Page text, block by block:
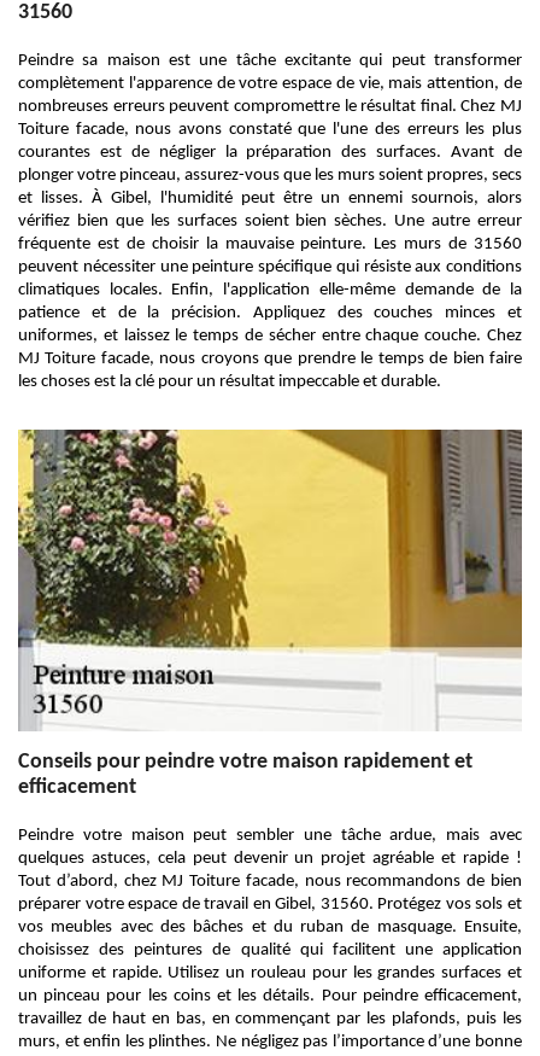
31560
Peindre sa maison est une tâche excitante qui peut transformer
complètement l'apparence de votre espace de vie, mais attention, de
nombreuses erreurs peuvent compromettre le résultat final. Chez MJ
Toiture facade, nous avons constaté que l'une des erreurs les plus
courantes est de négliger la préparation des surfaces. Avant de
plonger votre pinceau, assurez-vous que les murs soient propres, secs
et lisses. À Gibel, l'humidité peut être un ennemi sournois, alors
vérifiez bien que les surfaces soient bien sèches. Une autre erreur
fréquente est de choisir la mauvaise peinture. Les murs de 31560
peuvent nécessiter une peinture spécifique qui résiste aux conditions
climatiques locales. Enfin, l'application elle-même demande de la
patience et de la précision. Appliquez des couches minces et
uniformes, et laissez le temps de sécher entre chaque couche. Chez
MJ Toiture facade, nous croyons que prendre le temps de bien faire
les choses est la clé pour un résultat impeccable et durable.
Conseils pour peindre votre maison rapidement et
efficacement
Peindre votre maison peut sembler une tâche ardue, mais avec
quelques astuces, cela peut devenir un projet agréable et rapide !
Tout d’abord, chez MJ Toiture facade, nous recommandons de bien
préparer votre espace de travail en Gibel, 31560. Protégez vos sols et
vos meubles avec des bâches et du ruban de masquage. Ensuite,
choisissez des peintures de qualité qui facilitent une application
uniforme et rapide. Utilisez un rouleau pour les grandes surfaces et
un pinceau pour les coins et les détails. Pour peindre efficacement,
travaillez de haut en bas, en commençant par les plafonds, puis les
murs, et enfin les plinthes. Ne négligez pas l’importance d’une bonne